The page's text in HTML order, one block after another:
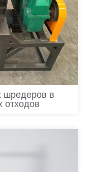
шредеров в
отходов